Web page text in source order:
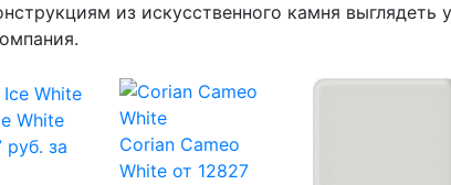
из искусственного камня выглядеть
White
руб. за
Corian Cameo
White от 12827